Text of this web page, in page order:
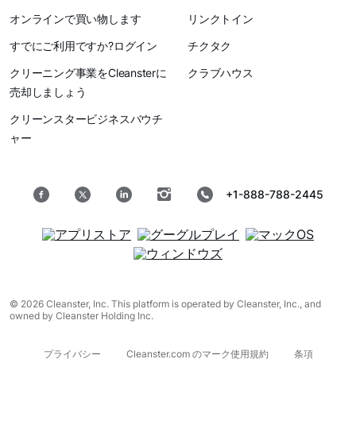
オンラインで買い物します
すでにご利用ですか?ログイン
クリーニング事業をCleansterに
売却しましょう
クリーンスタービジネスバウチ
ャー
リンクトイン
チクタク
クラブハウス
+1-888-788-2445
© 2026 Cleanster, Inc. This platform is operated by Cleanster, Inc., and
owned by Cleanster Holding Inc.
プライバシー Cleanster.com のマーク使用規約 条項